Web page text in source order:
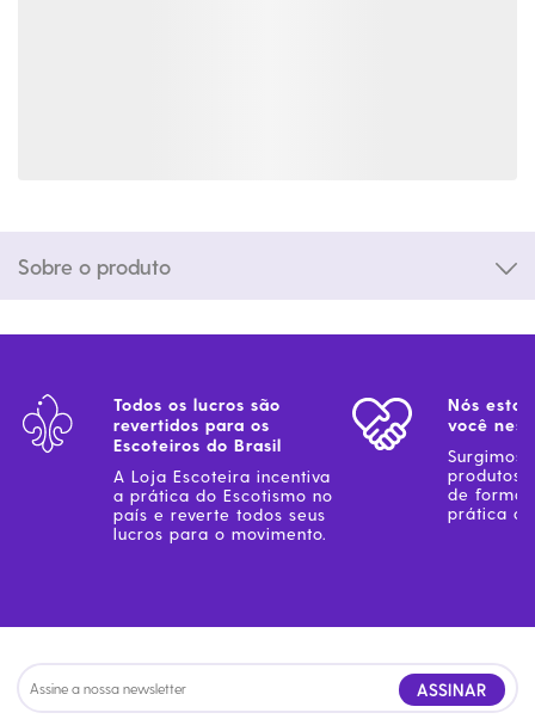
Sobre o produto
Todos os lucros são
revertidos para os
Escoteiros do Brasil
A Loja Escoteira incentiva
a prática do Escotismo no
país e reverte todos seus
lucros para o movimento.
Nós
você
Surgimos
produtos
de forma
prática
ASSINAR